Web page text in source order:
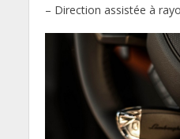
– Direction assistée à